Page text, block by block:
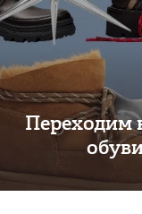
Переходим